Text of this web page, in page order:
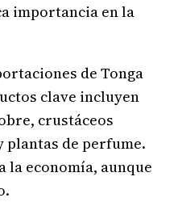
importancia en la
de Tonga
clave incluyen
crustáceos
plantas de perfume.
la economía, aunque